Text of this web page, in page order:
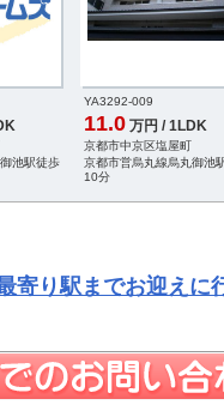
池駅徒歩
YA3292-009
11.0 万円 / 1LDK
京都市中京区塩屋町
京都市営烏丸線烏丸御池
10分
寄り駅までお迎えに